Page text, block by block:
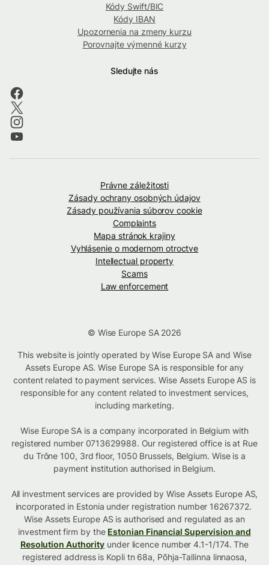
Kódy Swift/BIC
Kódy IBAN
Upozornenia na zmeny kurzu
Porovnajte výmenné kurzy
Sledujte nás
Právne záležitosti
Zásady ochrany osobných údajov
Zásady používania súborov cookie
Complaints
Mapa stránok krajiny
Vyhlásenie o modernom otroctve
Intellectual property
Scams
Law enforcement
© Wise Europe SA 2026
This website is jointly operated by Wise Europe SA and Wise
Assets Europe AS. Wise Europe SA is responsible for any
content related to payment services. Wise Assets Europe AS is
responsible for any content related to investment services,
including marketing.
Wise Europe SA is a company incorporated in Belgium with
registered number 0713629988. Our registered office is at Rue
du Trône 100, 3rd floor, 1050 Brussels, Belgium. Wise is a
payment institution authorised in Belgium.
All investment services are provided by Wise Assets Europe AS,
incorporated in Estonia under registration number 16267372.
Wise Assets Europe AS is authorised and regulated as an
investment firm by the Estonian Financial Supervision and
Resolution Authority under licence number 4.1-1/174. The
registered address is Kopli tn 68a, Põhja-Tallinna linnaosa,